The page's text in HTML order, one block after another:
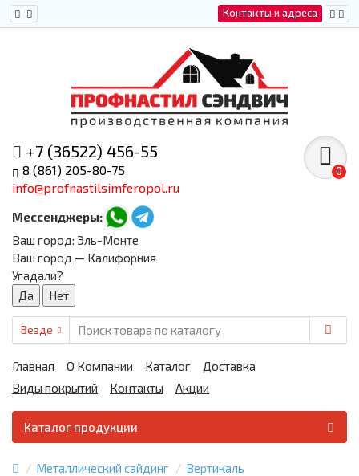
Контакты и адреса
+7 (36522) 456-55
8 (861) 205-80-75
info@profnastilsimferopol.ru
Мессенджеры:
0
Ваш город: Эль-Монте
Ваш город — Калифорния
Угадали?
Везде
Главная О Компании Каталог
Доставка
Виды покрытий
Контакты Акции
Каталог продукции
Металлический сайдинг
Вертикаль